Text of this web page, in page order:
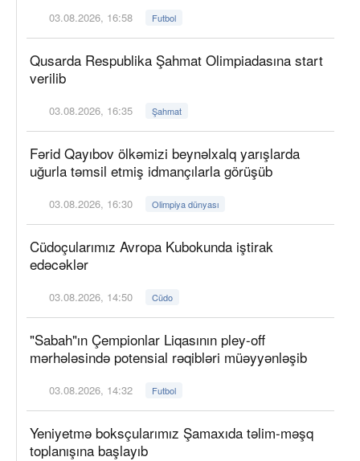
03.08.2026, 16:58 Futbol
Qusarda Respublika Şahmat Olimpiadasına start
verilib
03.08.2026, 16:35 Şahmat
Fərid Qayıbov ölkəmizi beynəlxalq yarışlarda
uğurla təmsil etmiş idmançılarla görüşüb
03.08.2026, 16:30 Olimpiya dünyası
Cüdoçularımız Avropa Kubokunda iştirak
edəcəklər
03.08.2026, 14:50 Cüdo
"Sabah"ın Çempionlar Liqasının pley-off
mərhələsində potensial rəqibləri müəyyənləşib
03.08.2026, 14:32 Futbol
Yeniyetmə boksçularımız Şamaxıda təlim-məşq
toplanışına başlayıb